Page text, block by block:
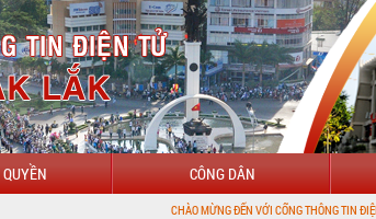
CÔNG DÂN
CHÀO MỪNG ĐẾN VỚI CỔNG THÔNG TIN ĐIỆN TỬ TỈNH ĐẮK